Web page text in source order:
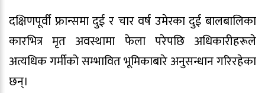
दक्षिणपूर्वी फ्रान्समा दुई र चार वर्ष उमेरका दुई बालबालिका
कारभित्र मृत अवस्थामा फेला परेपछि अधिकारीहरूले
अत्यधिक गर्मीको सम्भावित भूमिकाबारे अनुसन्धान गरिरहेका
छन्।